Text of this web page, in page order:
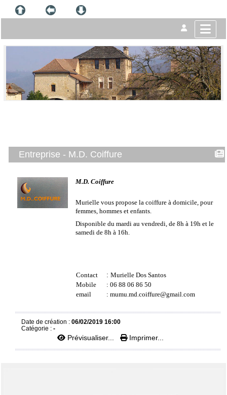
Entreprise - M.D. Coiffure
M.D. Coiffure
Murielle vous propose la coiffure à domicile, pour
femmes, hommes et enfants.
Disponible du mardi au vendredi, de 8h à 19h et le
samedi de 8h à 16h.
Contact : Murielle Dos Santos
Mobile
: 06 88 06 86 50
email
: mumu.md.coiffure@gmail.com
Date de création : 06/02/2019 16:00
Catégorie : -
Prévisualiser... Imprimer...